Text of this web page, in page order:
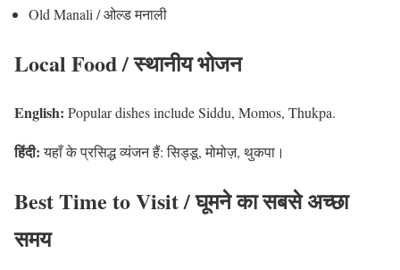
Old Manali / ओल्ड मनाली
Local Food / स्थानीय भोजन
English: Popular dishes include Siddu, Momos, Thukpa.
हिंदी:यहाँ के प्रसिद्ध व्यंजन हैं: सिड्डू, मोमोज़, थुकपा।
Best Time to Visit / घूमने का सबसे अच्छा
समय